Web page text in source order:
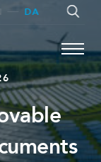
DA
SØG